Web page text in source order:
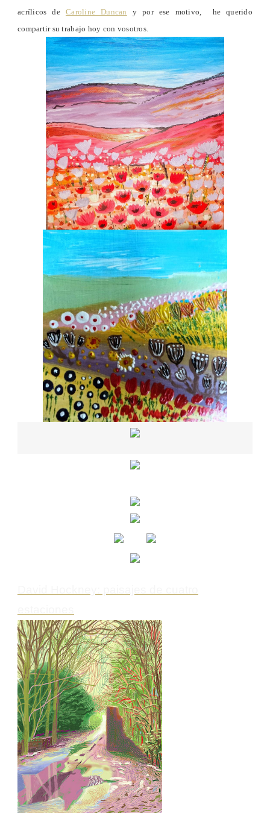
acrílicos de Caroline Duncan
y por ese motivo, he querido
compartir su trabajo hoy con vosotros.